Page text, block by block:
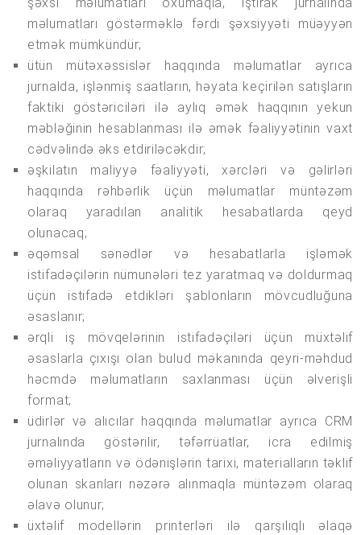
şəxsi məlumatları oxumaqla, iştirak jurnalında
məlumatları göstərməklə fərdi şəxsiyyəti müəyyən
etmək mümkündür;
ütün mütəxəssislər haqqında məlumatlar ayrıca
jurnalda, işlənmiş saatların, həyata keçirilən satışların
faktiki göstəriciləri ilə aylıq əmək haqqının yekun
məbləğinin hesablanması ilə əmək fəaliyyətinin vaxt
cədvəlində əks etdiriləcəkdir;
əşkilatın maliyyə fəaliyyəti, xərcləri və gəlirləri
haqqında rəhbərlik üçün məlumatlar müntəzəm
olaraq yaradılan analitik hesabatlarda qeyd
olunacaq;
əqəmsal sənədlər və hesabatlarla işləmək
istifadəçilərin nümunələri tez yaratmaq və doldurmaq
üçün istifadə etdikləri şablonların mövcudluğuna
əsaslanır;
ərqli iş mövqelərinin istifadəçiləri üçün müxtəlif
əsaslarla çıxışı olan bulud məkanında qeyri-məhdud
həcmdə məlumatların saxlanması üçün əlverişli
format;
üdirlər və alıcılar haqqında məlumatlar ayrıca CRM
jurnalında göstərilir, təfərrüatlar, icra edilmiş
əməliyyatların və ödənişlərin tarixi, materialların təklif
olunan skanları nəzərə alınmaqla müntəzəm olaraq
əlavə olunur;
üxtəlif modellərin printerləri ilə qarşılıqlı əlaqə